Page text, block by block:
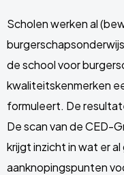
Scholen werken al
de school voor
kwaliteitskenmerken
formuleert. De
De scan van de CED-
krijgt inzicht in wat er
aanknopingspunten